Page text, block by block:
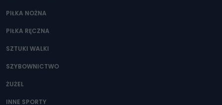
PIŁKA NOŻNA
PIŁKA RĘCZNA
SZTUKI WALKI
SZYBOWNICTWO
ŻUŻEL
INNE SPORTY